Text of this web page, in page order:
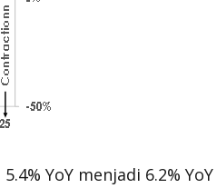
YoY menjadi 6.2% YoY